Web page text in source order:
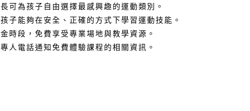
可為孩子自由選擇最感興趣的運動類別。
子能夠在安全、正確的方式下學習運動技能。
時段，免費享受專業場地與教學資源。
人電話通知免費體驗課程的相關資訊。